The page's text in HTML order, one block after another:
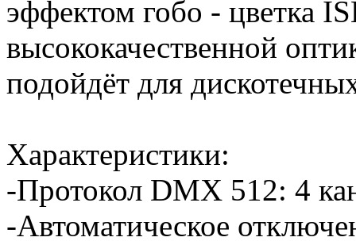
эффектом гобо - цветка
высококачественной
подойдёт для
Характеристики:
-Протокол DMX 512: 4
-Автоматическое